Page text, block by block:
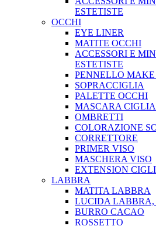
ESTETISTE
OCCHI
EYE LINER
MATITE OCCHI
ACCESSORI E
ESTETISTE
PENNELLO MAKE
SOPRACCIGLIA
PALETTE OCCHI
MASCARA CIGLIA
OMBRETTI
COLORAZIONE
CORRETTORE
PRIMER VISO
MASCHERA VISO
EXTENSION
LABBRA
MATITA LABBRA
LUCIDA LABBRA,
BURRO CACAO
ROSSETTO